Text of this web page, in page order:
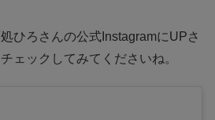
ひろさんの公式InstagramにUPさ
ェックしてみてくださいね。